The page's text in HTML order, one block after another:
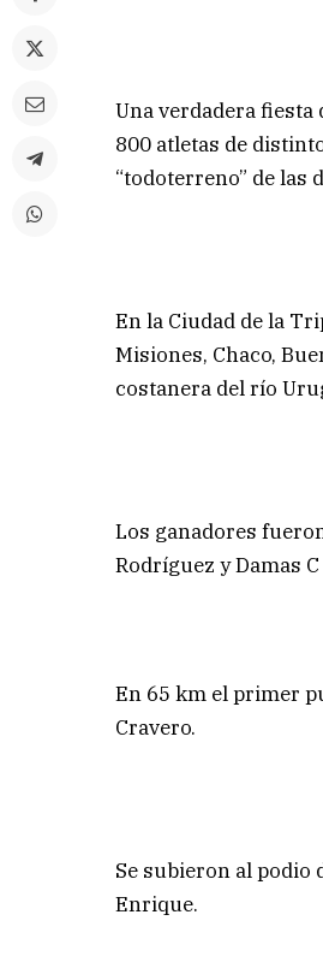
Una verdadera fiesta
800 atletas de
“todoterreno” de las
En la Ciudad de la
Misiones, Chaco,
costanera del río
Los ganadores
Rodríguez y Damas
En 65 km el primer
Cravero.
Se subieron al podio
Enrique.